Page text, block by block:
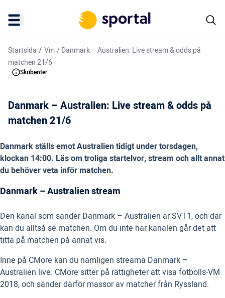
Startsida / Vm/Danmark – Australien: Live stream & odds på
matchen 21/6
Skribenter:
Danmark – Australien: Live stream & odds på
matchen 21/6
Danmark ställs emot Australien tidigt under torsdagen,
klockan 14:00. Läs om troliga startelvor, stream och allt annat
du behöver veta inför matchen.
Danmark – Australien stream
Den kanal som sänder Danmark – Australien är SVT1, och där
kan du alltså se matchen. Om du inte har kanalen går det att
titta på matchen på annat vis.
Inne på CMore kan du nämligen streama Danmark –
Australien live. CMore sitter på rättigheter att visa fotbolls-VM
2018, och sänder därför massor av matcher från Ryssland.